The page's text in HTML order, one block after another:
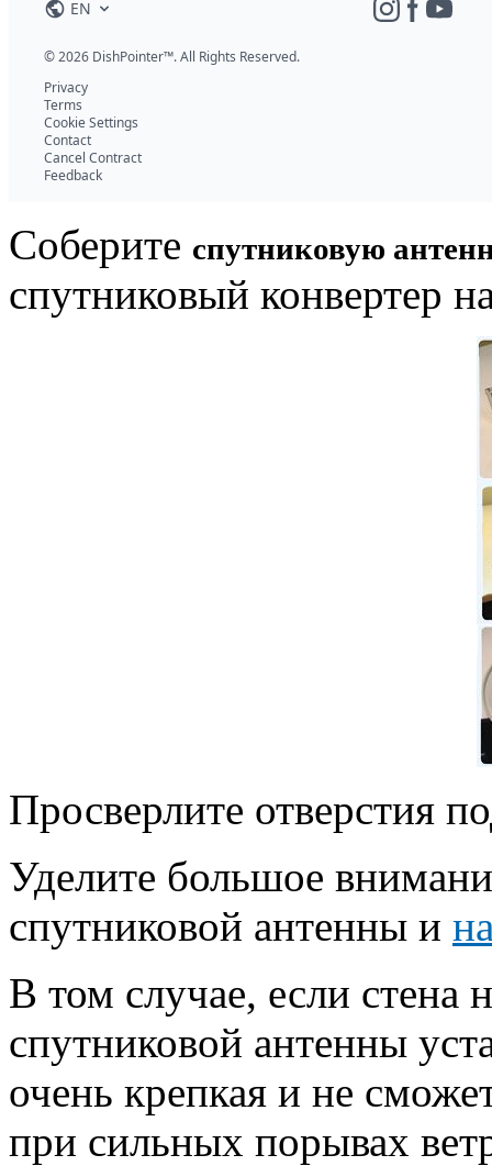
Соберите спутниковую
спутниковый конвертер
Просверлите отверстия
Уделите большое
спутниковой антенны и
В том случае, если стена
спутниковой антенны
очень крепкая и не
при сильных порывах